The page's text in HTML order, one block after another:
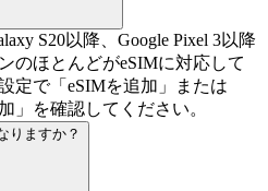
S20以降、Google Pixel 3以降
のほとんどがeSIMに対応して
定で「eSIMを追加」または
」を確認してください。
りますか？